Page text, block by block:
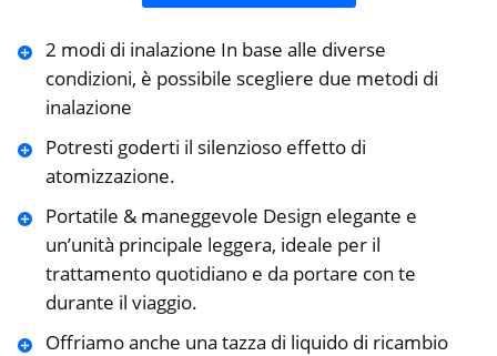
2 modi di inalazione In base alle diverse
condizioni, è possibile scegliere due metodi di
inalazione
Potresti goderti il silenzioso effetto di
atomizzazione.
Portatile & maneggevole Design elegante e
un’unità principale leggera, ideale per il
trattamento quotidiano e da portare con te
durante il viaggio.
Offriamo anche una tazza di liquido di ricambio